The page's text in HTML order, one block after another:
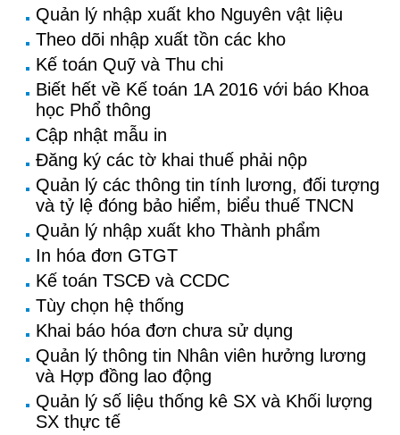
Quản lý nhập xuất kho Nguyên vật liệu
Theo dõi nhập xuất tồn các kho
Kế toán Quỹ và Thu chi
Biết hết về Kế toán 1A 2016 với báo Khoa
học Phổ thông
Cập nhật mẫu in
Đăng ký các tờ khai thuế phải nộp
Quản lý các thông tin tính lương, đối tượng
và tỷ lệ đóng bảo hiểm, biểu thuế TNCN
Quản lý nhập xuất kho Thành phẩm
In hóa đơn GTGT
Kế toán TSCĐ và CCDC
Tùy chọn hệ thống
Khai báo hóa đơn chưa sử dụng
Quản lý thông tin Nhân viên hưởng lương
và Hợp đồng lao động
Quản lý số liệu thống kê SX và Khối lượng
SX thực tế